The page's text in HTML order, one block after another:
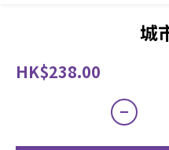
城
HK$238.00